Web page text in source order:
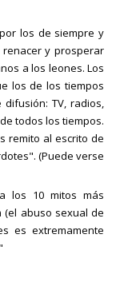
los de siempre y
renacer y prosperar
a los leones. Los
los de los tiempos
TV, radios,
todos los tiempos.
remito al escrito de
(Puede verse
los 10 mitos más
(el abuso sexual de
es extremamente